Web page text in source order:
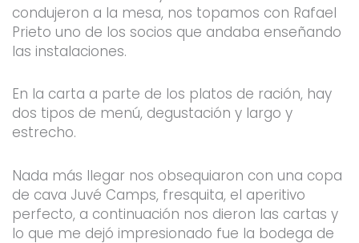
condujeron a la mesa, nos topamos con Rafael
Prieto uno de los socios que andaba enseñando
las instalaciones.
En la carta a parte de los platos de ración, hay
dos tipos de menú, degustación y largo y
estrecho.
Nada más llegar nos obsequiaron con una copa
de cava Juvé Camps, fresquita, el aperitivo
perfecto, a continuación nos dieron las cartas y
lo que me dejó impresionado fue la bodega de